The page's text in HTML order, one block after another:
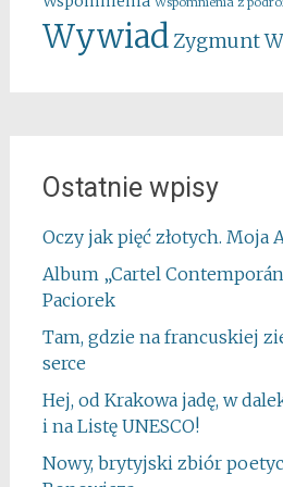
WywiadZygmunt
Ostatnie wpisy
Oczy jak pięć złotych. Moja
Album „Cartel
Paciorek
Tam, gdzie na francuskiej
serce
Hej, od Krakowa jadę, w
i na Listę UNESCO!
Nowy, brytyjski zbiór